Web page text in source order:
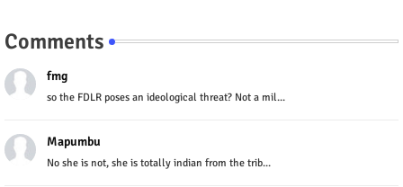
Comments
fmg
so the FDLR poses an ideological threat? Not a mil...
Mapumbu
No she is not, she is totally indian from the trib...